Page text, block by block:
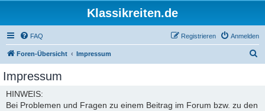
Klassikreiten.de
FAQ Anmelden
Registrieren
Foren-Übersicht Impressum
Impressum
HINWEIS:
Bei Problemen und Fragen zu einem Beitrag im Forum bzw. zu den